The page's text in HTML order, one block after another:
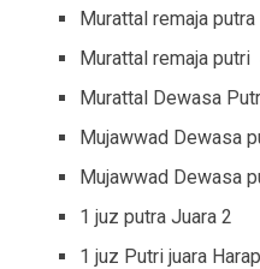
Murattal remaja
Murattal remaja putri
Murattal Dewasa
Mujawwad Dewasa
Mujawwad Dewasa
1 juz putra Juara 2
1 juz Putri juara